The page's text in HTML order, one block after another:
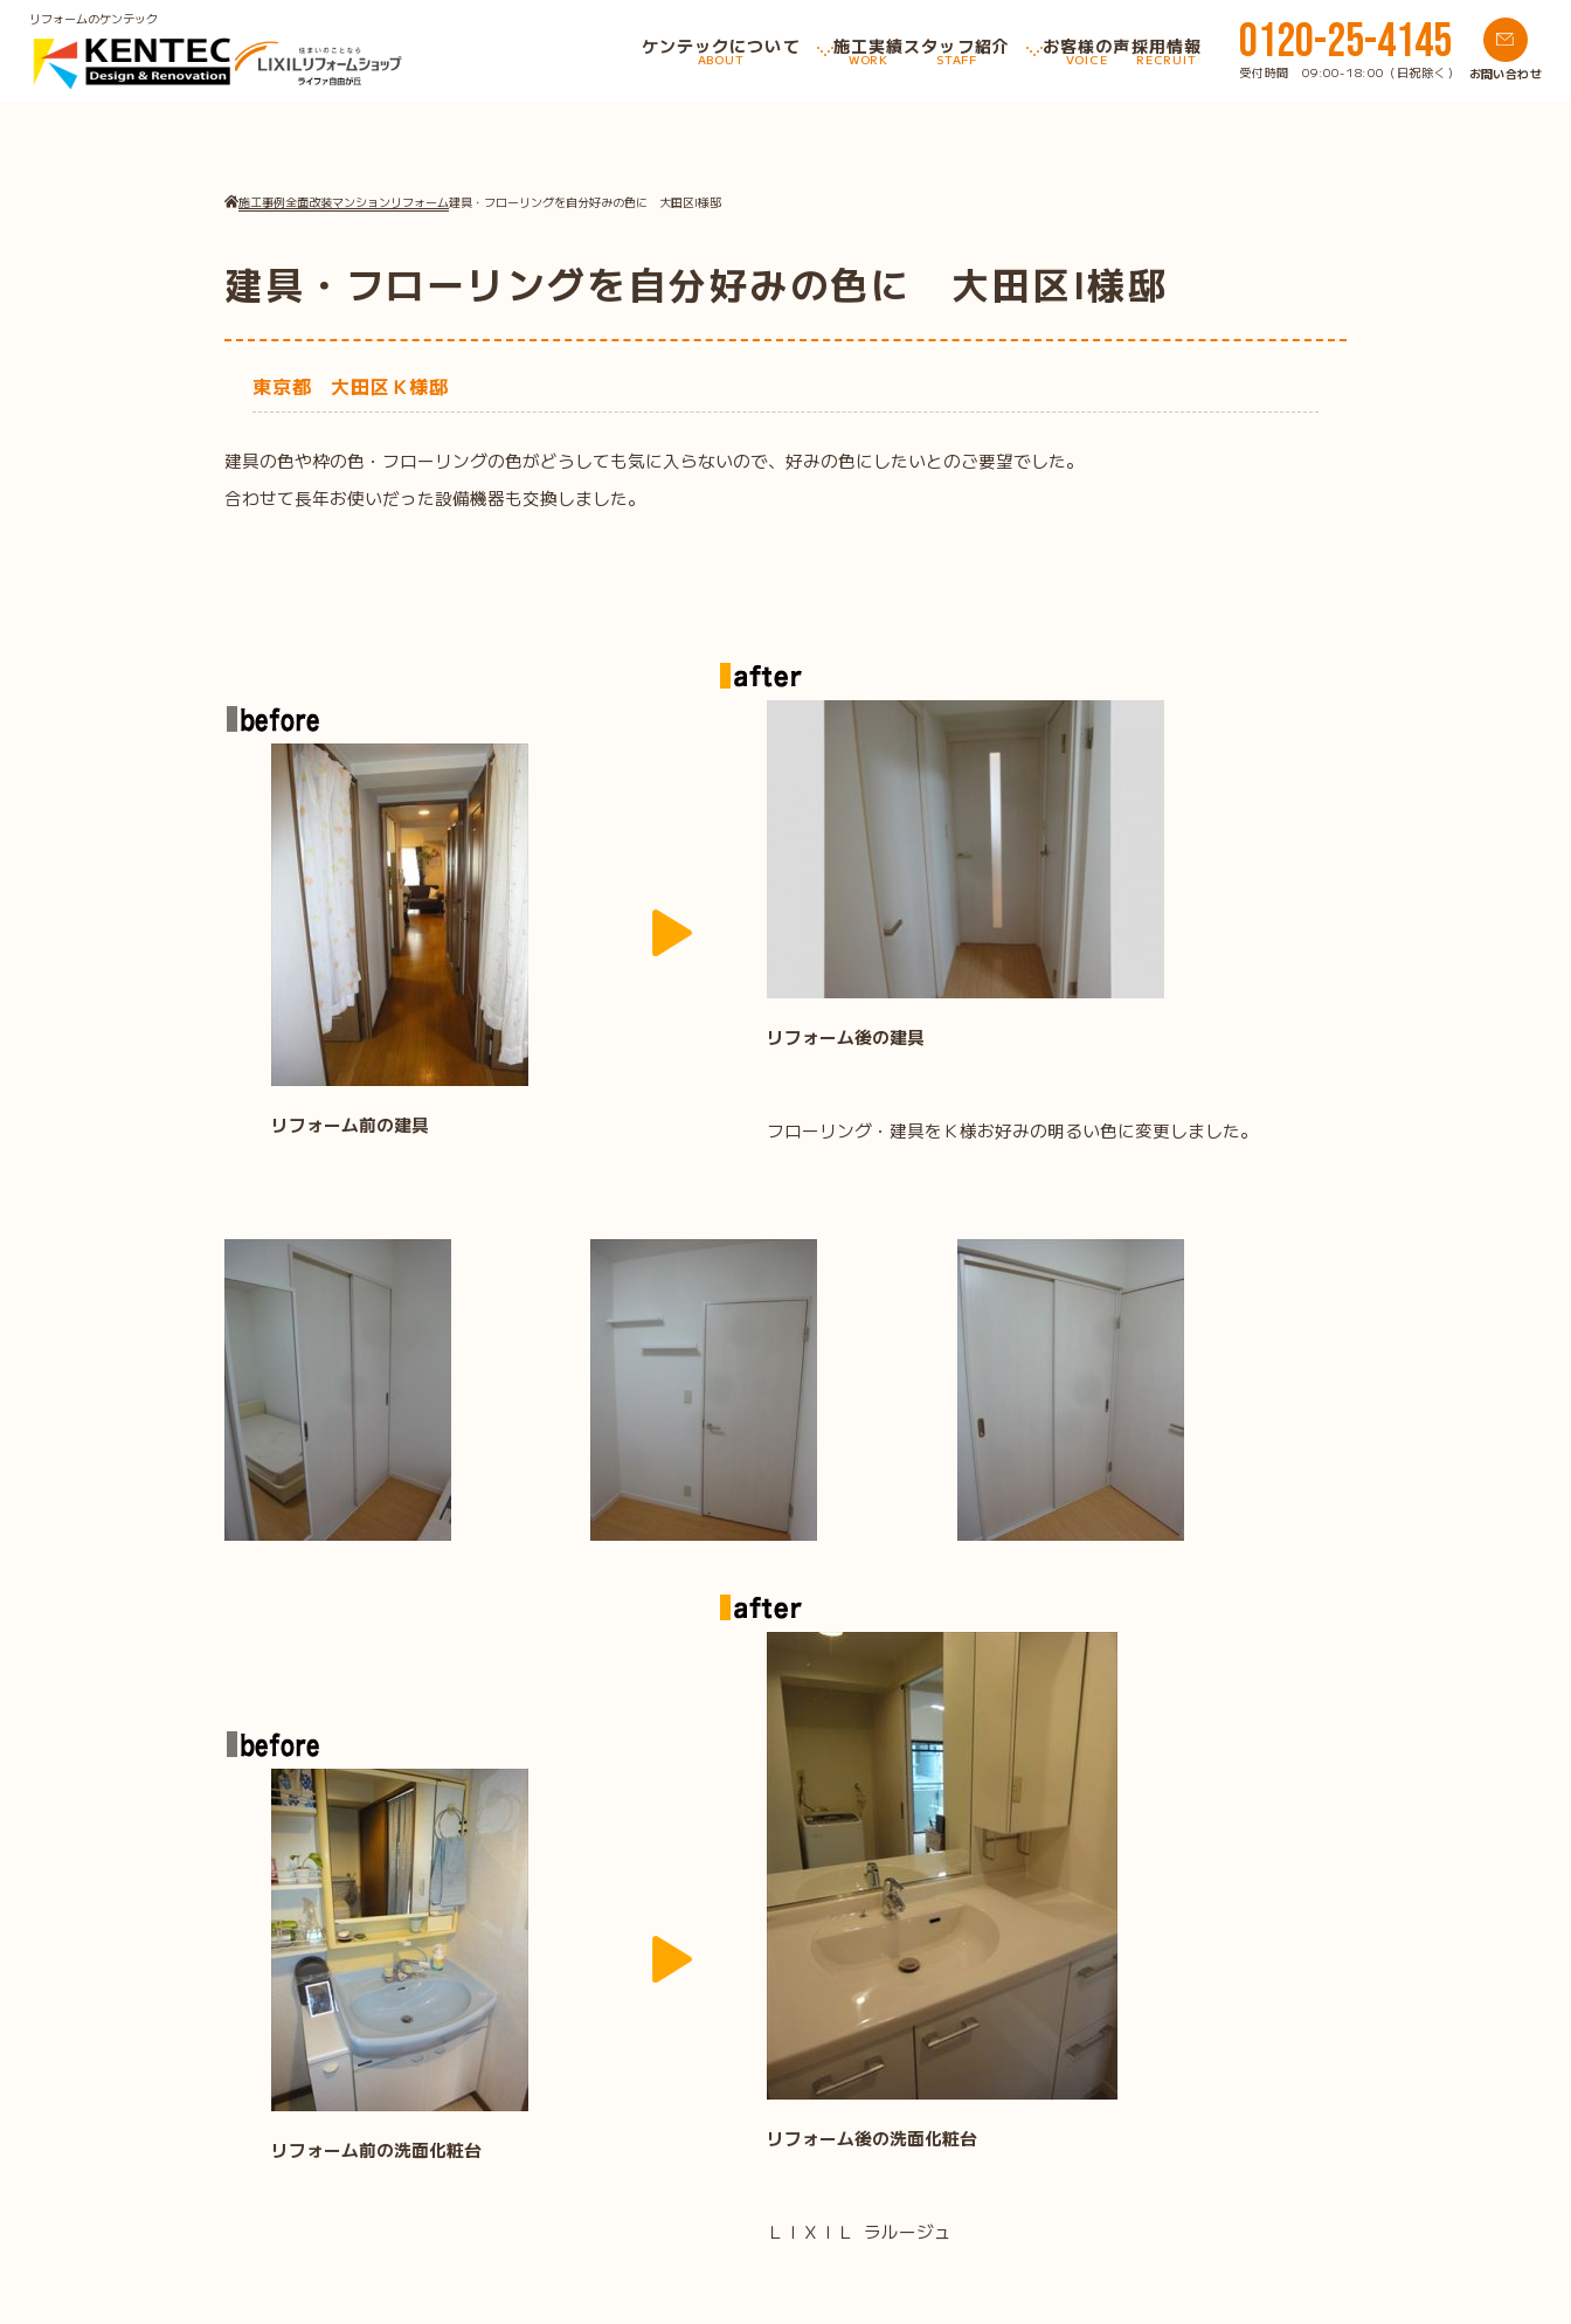
リフォームのケンテック
ケンテックについて
ABOUT
施工実績
WORK
スタッフ紹介
STAFF
お客様の声
VOICE
採用情報
RECRUIT 0120-25-4145
受付時間 09:00-18:00（日祝除く） お問い合わせ
施工事例全面改装マンションリフォーム建具・フローリングを自分好みの色に 大田区I様邸
建具・フローリングを自分好みの色に 大田区I様邸
東京都 大田区Ｋ様邸
建具の色や枠の色・フローリングの色がどうしても気に入らないので、好みの色にしたいとのご要望でした。
合わせて長年お使いだった設備機器も交換しました。
リフォーム前の建具
リフォーム後の建具
フローリング・建具をＫ様お好みの明るい色に変更しました。
リフォーム前の洗面化粧台 リフォーム後の洗面化粧台
ＬＩＸＩＬ ラルージュ